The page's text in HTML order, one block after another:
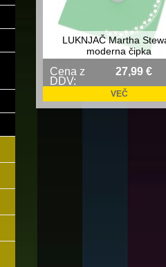
LUKNJAČ Martha
moderna čipka
Cena z
DDV:
27,99 €
VEČ